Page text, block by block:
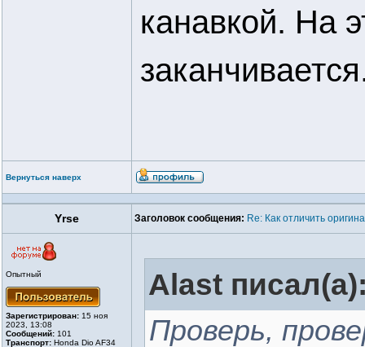
канавкой. На
Вернуться наверх
Yrse Заголовок сообщения: Re: Как отличить
Опытный
Зарегистрирован: 15 ноя
2023, 13:08
Сообщений: 101
Транспорт: Honda Dio AF34
Alast
Проверь,